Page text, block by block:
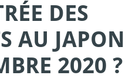
DES
AU JAPON
2020 ?